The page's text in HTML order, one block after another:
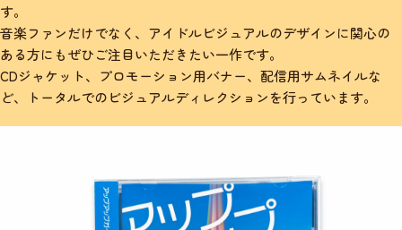
す。
音楽ファンだけでなく、アイドルビジュアルのデザインに関心の
ある方にもぜひご注目いただきたい一作です。
CDジャケット、プロモーション用バナー、配信用サムネイルな
ど、トータルでのビジュアルディレクションを行っています。